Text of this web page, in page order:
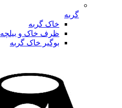
گربه
خاک گربه
ظرف خاک و بیلچه
بوگیر خاک گربه